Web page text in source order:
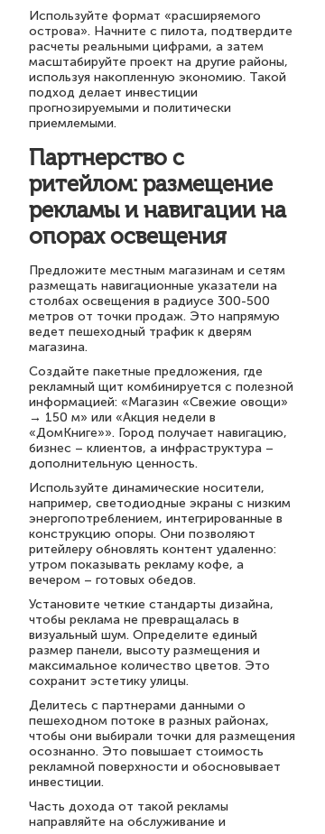
Используйте формат «расширяемого
острова». Начните с пилота, подтвердите
расчеты реальными цифрами, а затем
масштабируйте проект на другие районы,
используя накопленную экономию. Такой
подход делает инвестиции
прогнозируемыми и политически
приемлемыми.
Партнерство с
ритейлом: размещение
рекламы и навигации на
опорах освещения
Предложите местным магазинам и сетям
размещать навигационные указатели на
столбах освещения в радиусе 300-500
метров от точки продаж. Это напрямую
ведет пешеходный трафик к дверям
магазина.
Создайте пакетные предложения, где
рекламный щит комбинируется с полезной
информацией: «Магазин «Свежие овощи»
→ 150 м» или «Акция недели в
«ДомКниге»». Город получает навигацию,
бизнес – клиентов, а инфраструктура –
дополнительную ценность.
Используйте динамические носители,
например, светодиодные экраны с низким
энергопотреблением, интегрированные в
конструкцию опоры. Они позволяют
ритейлеру обновлять контент удаленно:
утром показывать рекламу кофе, а
вечером – готовых обедов.
Установите четкие стандарты дизайна,
чтобы реклама не превращалась в
визуальный шум. Определите единый
размер панели, высоту размещения и
максимальное количество цветов. Это
сохранит эстетику улицы.
Делитесь с партнерами данными о
пешеходном потоке в разных районах,
чтобы они выбирали точки для размещения
осознанно. Это повышает стоимость
рекламной поверхности и обосновывает
инвестиции.
Часть дохода от такой рекламы
направляйте на обслуживание и